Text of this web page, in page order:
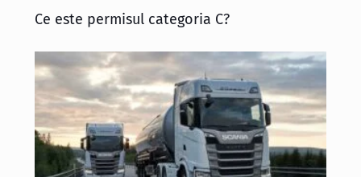
Ce este permisul categoria C?